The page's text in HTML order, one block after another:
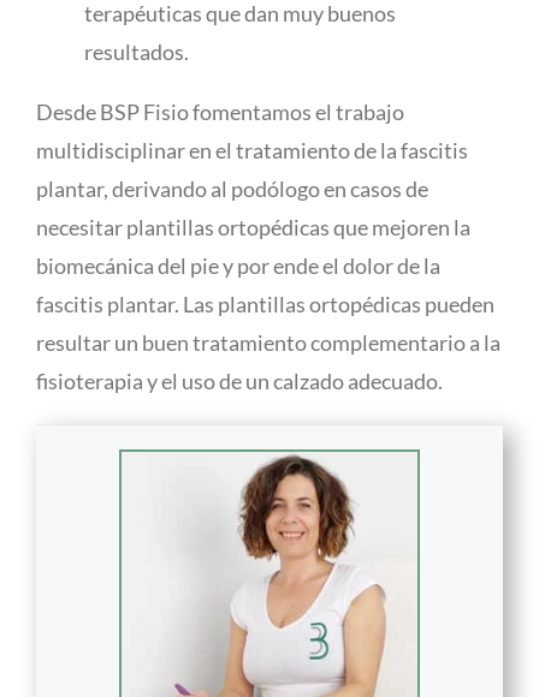
terapéuticas que dan muy buenos
resultados.
Desde BSP Fisio fomentamos el trabajo
multidisciplinar en el tratamiento de la fascitis
plantar, derivando al podólogo en casos de
necesitar plantillas ortopédicas que mejoren la
biomecánica del pie y por ende el dolor de la
fascitis plantar. Las plantillas ortopédicas pueden
resultar un buen tratamiento complementario a la
fisioterapia y el uso de un calzado adecuado.